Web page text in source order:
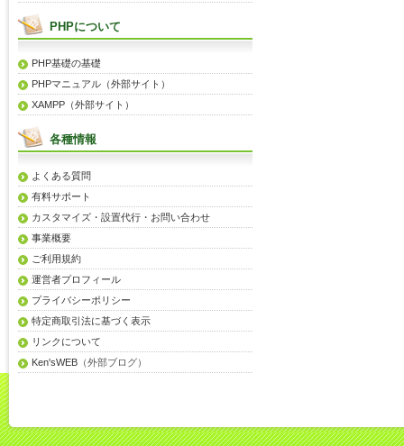
PHPについて
PHP基礎の基礎
PHPマニュアル（外部サイト）
XAMPP（外部サイト）
各種情報
よくある質問
有料サポート
カスタマイズ・設置代行・お問い合わせ
事業概要
ご利用規約
運営者プロフィール
プライバシーポリシー
特定商取引法に基づく表示
リンクについて
Ken'sWEB （外部ブログ）